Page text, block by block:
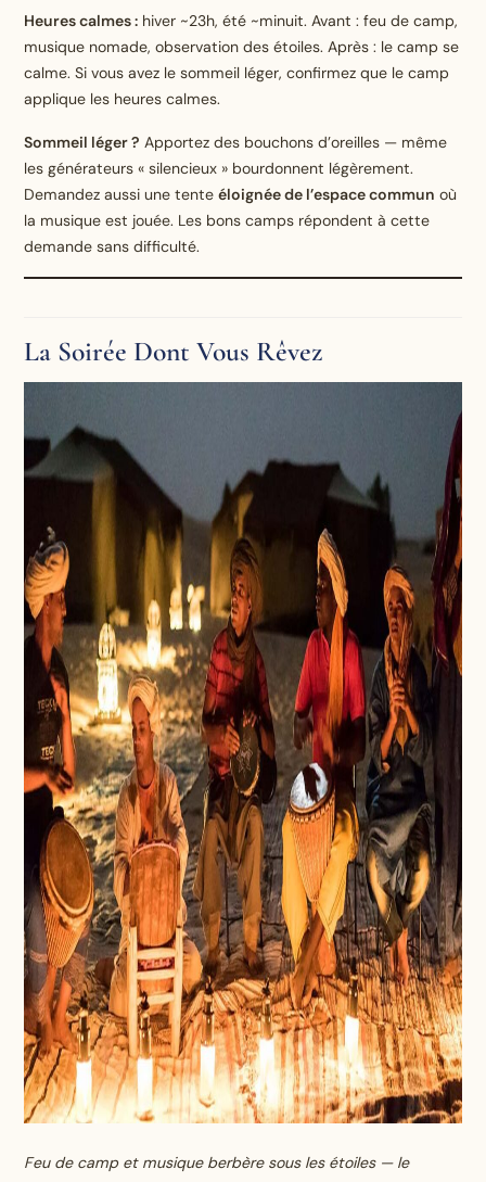
Heures calmes : hiver ~23h, été ~minuit. Avant : feu de camp,
musique nomade, observation des étoiles. Après : le camp se
calme. Si vous avez le sommeil léger, confirmez que le camp
applique les heures calmes.
Sommeil léger ? Apportez des bouchons d’oreilles — même
les générateurs « silencieux » bourdonnent légèrement.
Demandez aussi une tenteéloignée de l’espace commun où
la musique est jouée. Les bons camps répondent à cette
demande sans difficulté.
La Soirée Dont Vous Rêvez
Feu de camp et musique berbère sous les étoiles — le